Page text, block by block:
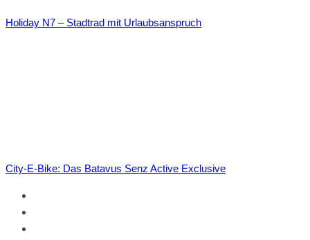
Holiday N7 – Stadtrad mit Urlaubsanspruch
City-E-Bike: Das Batavus Senz Active Exclusive